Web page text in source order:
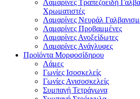
Λαμαρίνες Τραπεζοειδή
Χρωματιστές
Λαμαρίνες Νευράλ
Λαμαρίνες Προβαμμένες
Λαμαρίνες Ανοξείδωτες
Λαμαρίνες Ανάγλυφες
Προϊόντα Μορφοσίδηρου
Λάμες
Γωνίες Ισοσκελείς
Γωνίες Ανισοσκελείς
Συμπαγή Τετράγωνα